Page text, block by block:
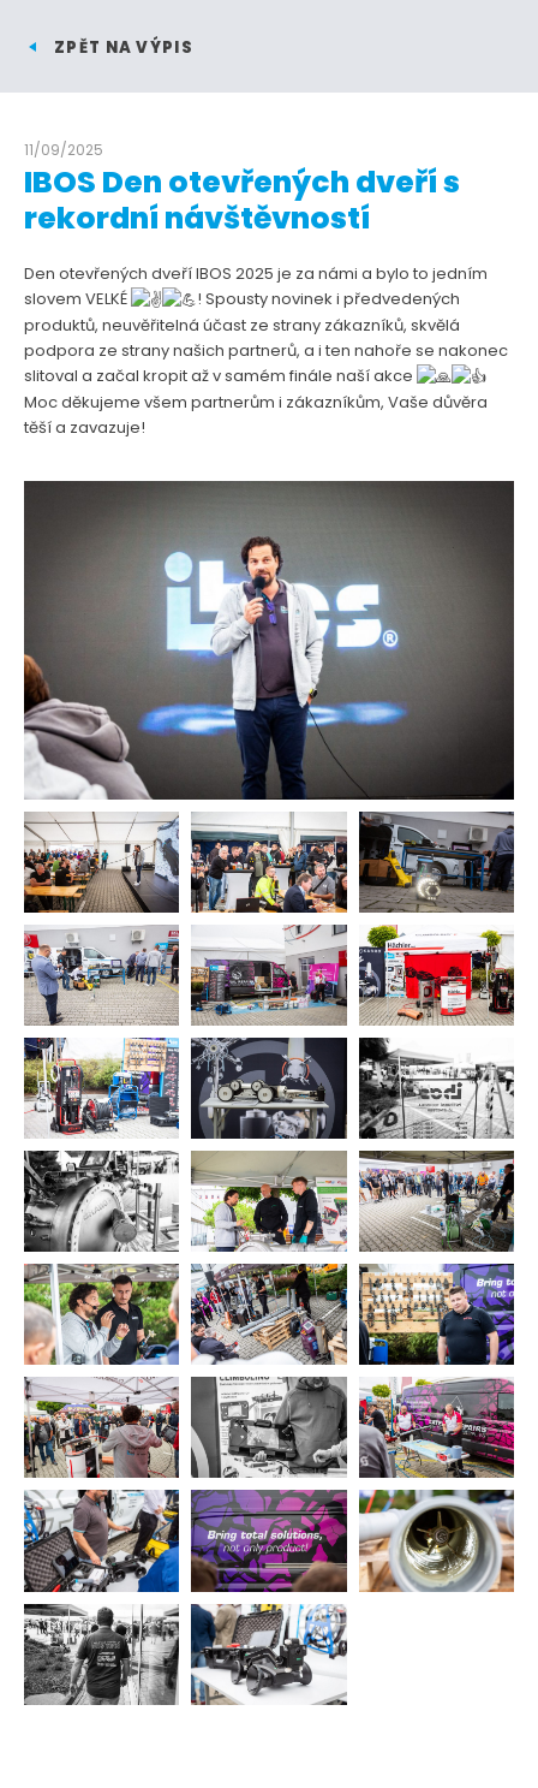
ZPĚT NA VÝPIS
11/09/2025
IBOS Den otevřených dveří s
rekordní návštěvností
Den otevřených dveří IBOS 2025 je za námi a bylo to jedním
slovem VELKÉ
! Spousty novinek i předvedených
produktů, neuvěřitelná účast ze strany zákazníků, skvělá
podpora ze strany našich partnerů, a i ten nahoře se nakonec
slitoval a začal kropit až v samém finále naší akce
Moc děkujeme všem partnerům i zákazníkům, Vaše důvěra
těší a zavazuje!